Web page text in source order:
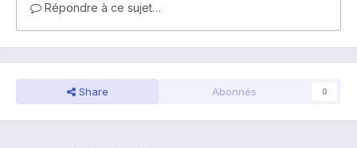
Répondre à ce sujet…
Share Abonnés 0